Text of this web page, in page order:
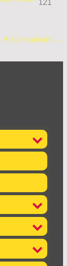
121
Article suivant →